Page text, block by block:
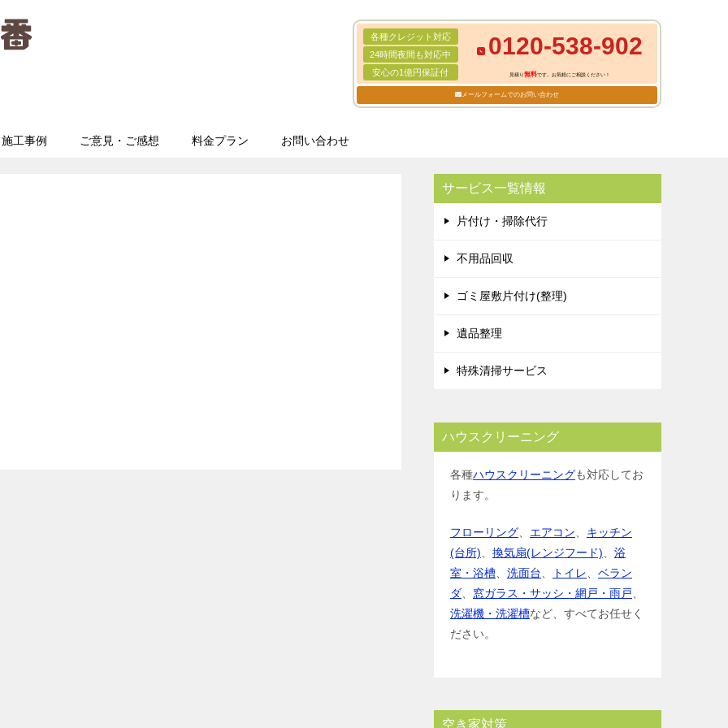
各種クレジット対応
24時間夜間も対応中
安心の1億円保証付
0120-538-902
見積り無料です。お気軽にご相談ください！
メールフォームでのお問い合わせ
施工事例 ご意見・ご感想 料金プラン お問い合わせ
サービス一覧情報
片付け・掃除代行
不用品回収
ゴミ屋敷片付け(整理)
遺品整理
特殊清掃サービス
ハウスクリーニング
各種ハウスクリーニングも対応してお
ります。
フローリング エアコン
キッチン
(台所)
換気扇(レンジフード)
浴
室・浴槽
洗面台 トイレ
ベラン
ダ
窓ガラス・サッシ・網戸・雨戸
洗濯機・洗濯槽など、すべてお任せく
ださい。
空き家対策